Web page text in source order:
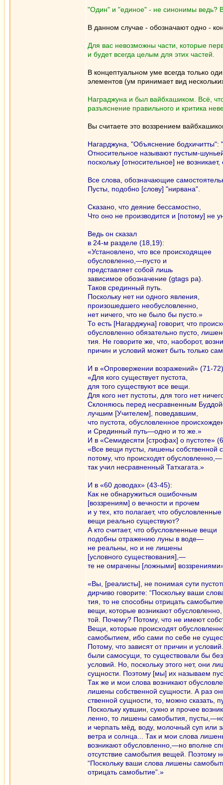
"Один" и "единое" - не синонимы ведь?
В данном случае - обозначают одно -
Для вас невозможны части, которые
и будет всегда целым для этих частей.
В концептуальном уме всегда только
элементов (ум принимает вид
Награджуна и был вайбхашиком. Всё,
разъяснение правильного и критика
Вы считаете это воззрением
Нагарджуна, "Объяснение бодхичитты":
Относительное называют пустым-
поскольку [относительное] не
Все слова, обозначающие
Пусты, подобно [слову] "нирвана".
Сказано, что деяние бессамостно,
Что оно не производится и [потому] не
Ведь он сказал
в 24-м разделе (18,19):
«Установлено, что все происходящее
обусловленно,—пусто и
представляет собой лишь
зависимое обозначение (gtags pa).
Таков срединный путь.
Поскольку нет ни одного явления,
произошедшего необусловленно,
нет ничего, что не было бы пусто.»
То есть [Нагарджуна] говорит, что
обусловленно обязательно пусто,
тия. Не говорите же, что, наоборот,
причин и условий может быть только
И в «Опровержении возражений» (71-
«Для кого существует пустота,
для того существуют все вещи.
Для кого нет пустоты, для того нет
Склоняюсь перед несравненным
лучшим [Учителем], поведавшим,
что пустота, обусловленное
и Срединный путь—одно и то же.»
И в «Семидесяти [строфах] о пустоте»
«Все вещи пусты, лишены собственной
потому, что происходят обусловленно,—
так учил несравненный Татхагата.»
И в «60 доводах» (43-45):
Как не обнаружиться ошибочным
[воззрениям] о вечности и прочем
и у тех, кто полагает, что обусловленные
вещи реально существуют?
А кто считает, что обусловленные вещи
подобны отражению луны в воде—
не реальны, но и не лишены
[условного существования],—
те не омрачены [ложными]
«Вы, [реалисты], не понимая сути
дирчиво говорите: “Поскольку ваши
тия, то не способны отрицать
вещи, которые возникают
той. Почему? Потому, что не имеют
Вещи, которые происходят
самобытием, ибо сами по себе не
Потому, что зависят от причин и
были самосущи, то существовали бы
условий. Но, поскольку этого нет, они
сущности. Поэтому [мы] их называем
Так же и мои слова возникают
лишены собственной сущности. А раз
ственной сущности, то, можно сказать,
Поскольку кувшин, сукно и прочее
ленно, то лишены самобытия,
и черпать мёд, воду, молочный суп или
ветра и солнца... Так и мои слова
возникают обусловленно,—но вполне
отсутствие самобытия вещей. Поэтому
“Поскольку ваши слова лишены
отрицать самобытие”.»